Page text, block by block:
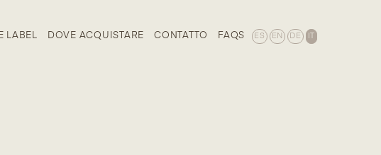
LABEL DOVE ACQUISTARE CONTATTO FAQS ES EN DE